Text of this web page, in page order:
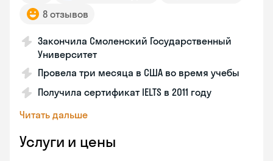
8 отзывов
Закончила Смоленский Государственный
Университет
Провела три месяца в США во время учебы
Получила сертификат IELTS в 2011 году
Читать дальше
Услуги и цены